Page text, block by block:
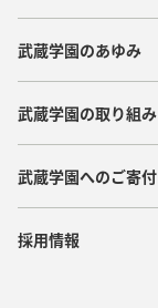
武蔵学園のあゆみ
武蔵学園の取り組み
武蔵学園へのご寄付
採用情報